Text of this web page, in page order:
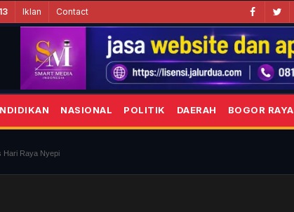
Iklan Contact
NASIONAL POLITIK DAERAH BOGOR RAYA
Hari Raya Nyepi